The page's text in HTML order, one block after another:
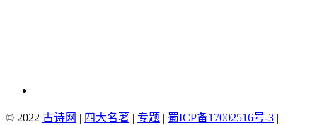
© 2022 古诗网 | 四大名著 | 专题 | 蜀ICP备17002516号-3 |